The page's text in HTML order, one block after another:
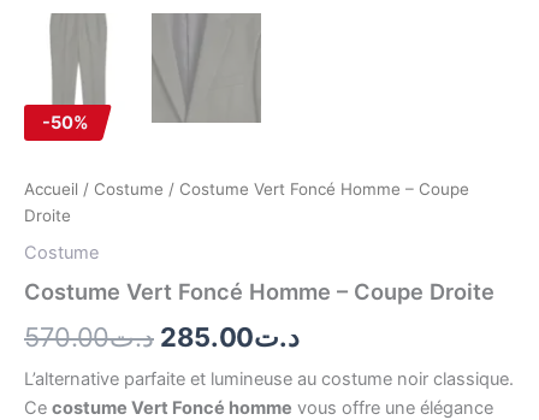
-50%
Accueil / Costume / Costume Vert Foncé Homme – Coupe
Droite
Costume
Costume Vert Foncé Homme – Coupe Droite
د.ت570.00 د.ت285.00
L’alternative parfaite et lumineuse au costume noir classique.
Ce costume Vert Foncé homme vous offre une élégance